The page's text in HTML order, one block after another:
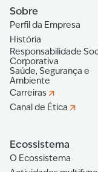
Sobre
Perfil da Empresa
História
Responsabilidade
Corporativa
Saúde, Segurança e
Ambiente
Carreiras
Canal de Ética
Ecossistema
O Ecossistema